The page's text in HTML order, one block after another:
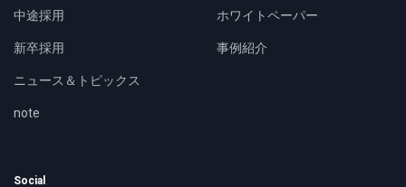
中途採用
新卒採用
ニュース＆トピックス
note
ホワイトペーパー
事例紹介
Social